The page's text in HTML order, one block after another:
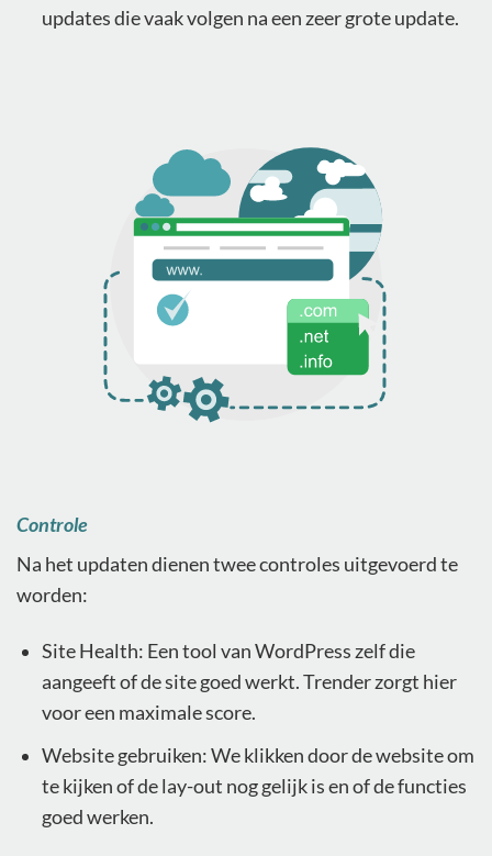
updates die vaak volgen na een zeer grote update.
Controle
Na het updaten dienen twee controles uitgevoerd te
worden:
Site Health: Een tool van WordPress zelf die
aangeeft of de site goed werkt. Trender zorgt hier
voor een maximale score.
Website gebruiken: We klikken door de website om
te kijken of de lay-out nog gelijk is en of de functies
goed werken.